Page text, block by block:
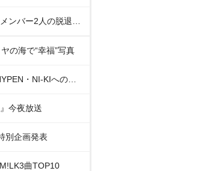
の海で“幸福”写真
今夜放送
別企画発表
曲TOP10